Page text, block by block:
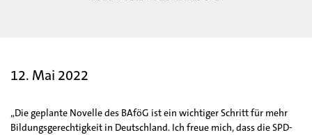
12. Mai 2022
„Die geplante Novelle des BAföG ist ein wichtiger Schritt für mehr
Bildungsgerechtigkeit in Deutschland. Ich freue mich, dass die SPD-